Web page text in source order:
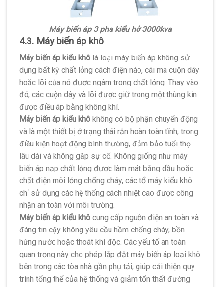
Máy biến áp 3 pha kiểu hở 3000kva
4.3. Máy biến áp khô
Máy biến áp kiểu khô là loại máy biến áp không sử
dụng bất kỳ chất lỏng cách điện nào, cái mà cuộn dây
hoặc lõi của nó được ngâm trong chất lỏng. Thay vào
đó, các cuộn dây và lõi được giữ trong một thùng kín
được điều áp bằng không khí.
Máy biến áp kiểu khô không có bộ phận chuyển động
và là một thiết bị ở trạng thái rắn hoàn toàn tĩnh, trong
điều kiện hoạt động bình thường, đảm bảo tuổi thọ
lâu dài và không gặp sự cố. Không giống như máy
biến áp nạp chất lỏng được làm mát bằng dầu hoặc
chất điện môi lỏng chống cháy, các tổ máy kiểu khô
chỉ sử dụng các hệ thống cách nhiệt cao được công
nhận an toàn với môi trường.
Máy biến áp kiểu khô cung cấp nguồn điện an toàn và
đáng tin cậy không yêu cầu hầm chống cháy, bồn
hứng nước hoặc thoát khí độc. Các yếu tố an toàn
quan trọng này cho phép lắp đặt máy biến áp loại khô
bên trong các tòa nhà gần phụ tải, giúp cải thiện quy
trình tổng thể của hệ thống và giảm tổn thất đường